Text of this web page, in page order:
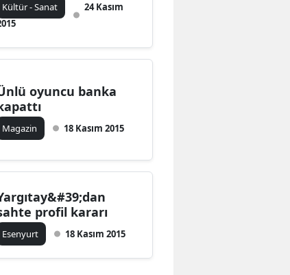
Kültür - Sanat
24 Kasım
oyuncu banka
Magazin 18 Kasım 2015
profil kararı
Esenyurt 18 Kasım 2015